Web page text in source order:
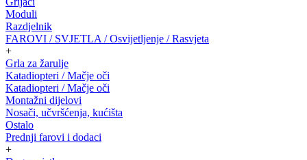
Moduli
Razdjelnik
FAROVI / SVJETLA / Osvijetljenje / Rasvjeta
+
Grla za žarulje
Katadiopteri / Mačje oči
Katadiopteri / Mačje oči
Montažni dijelovi
Nosači, učvršćenja, kućišta
Ostalo
Prednji farovi i dodaci
+